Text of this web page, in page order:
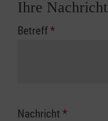
Ihre Nachricht
Betreff*
Nachricht *